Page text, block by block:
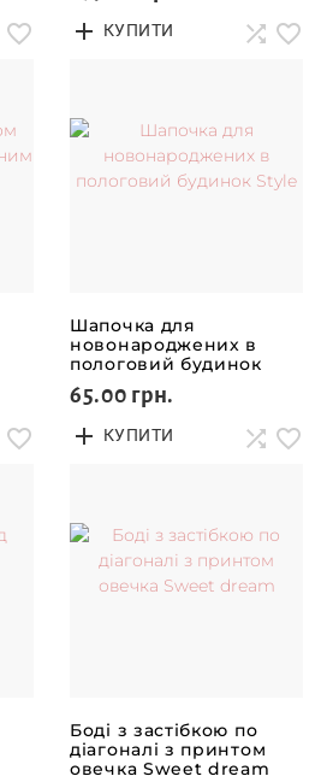
КУПИТИ
Шапочка для
новонароджених в
пологовий будинок
Style
65.00 грн.
КУПИТИ
Боді з застібкою по
діагоналі з принтом
овечка Sweet dream